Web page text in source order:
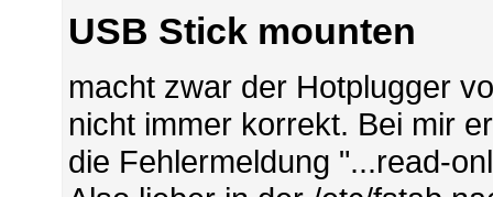
USB Stick mounten
macht zwar der Hotplugger
nicht immer korrekt. Bei mir
die Fehlermeldung "...read-